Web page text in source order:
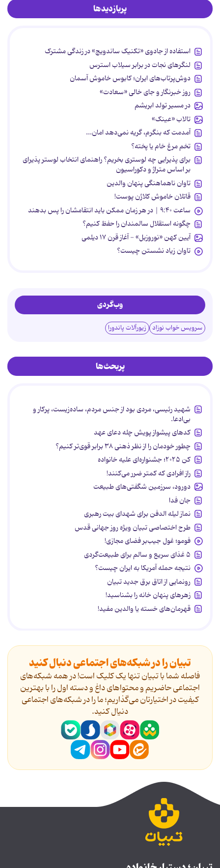
پربازدیدها
استفاده از جادوی «تکنیک ساندویچ» در زندگی مشترک
لنگرهای نجات در برابر سیلاب استرس
دوش‌پرتاب‌های ایران؛ کابوس خاموش آسمان
روز خبرنگار و جای خالی «سعادت»
در مسیر تولد ابریشم
تالاب «عینک»
آمدمت که بنگرم، گریه نمی‌دهد امان...
تخم مرغ خام یا پخته؟
برای پذیرایی چه لوستری بخریم؟ راهنمای انتخاب لوستر پذیرای
بر اساس متراژ و دکوراسیون
تاوان ناهماهنگی پنهان والدین
قاتلان خاموش کلاژن پوست!
ساعت ۹:۴۰ | در هر زمان ممکن باید انتقامشان را پس بدهند
چگونه استقلال سالمندان را حفظ کنیم؟
آیین کهن «نوروزبل» - آغاز قرن ۱۷ دیلمی
تاوان زیاد نشستن چیست؟
وب‌گردی
سرویس خواب نوزاد زیورآلات پاندورا
پربحث‌ها
شهید رئیسی، مردی بود از جنس مردم، ساده‌زیست، پرکار و
بی‌ادعا.
کدهای پیشواز پویش چله دعای عهد
چطور خودمان را از نظر ذهنی ۳۸ برابر قوی‌تر کنیم؟
کن ۲۰۲۵؛ جشنواره‌ای علیه خانواده
راز افرادی که کمتر ضرر می‌کنند!
دورود، سرزمین شگفتی‌های طبیعت
جان فدا
نماز لیله الدفن برای شهدای بیت رهبری
طرح اختصاصی تبیان ویژه روز جهانی قدس
فومو؛ غول جیب‌بر فضای مجازی!
۵ غذای سریع و سالم برای طبیعت‌گردی
نتیجه حمله آمریکا به ایران چیست؟
رونمایی از اتاق برق جدید تبیان
زهرهای پنهان خانه را بشناسید!
قهرمان‌های خسته یا والدین مفید!
تبیان را در شبکه‌های اجتماعی دنبال کنید
فاصله شما با تبیان تنها یک کلیک است! در همه شبکه‌های
اجتماعی حاضریم و محتواهای داغ و دسته اول را با بهترین
کیفیت در اختیارتان می‌گذاریم؛ ما را در شبکه‌های اجتماعی
دنیال کنید.